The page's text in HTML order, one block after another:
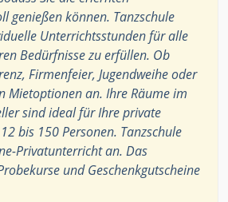
genießen können. Tanzschule
Unterrichtsstunden für alle
Bedürfnisse zu erfüllen. Ob
Firmenfeier, Jugendweihe oder
Mietoptionen an. Ihre Räume im
sind ideal für Ihre private
bis 150 Personen. Tanzschule
Privatunterricht an. Das
und Geschenkgutscheine